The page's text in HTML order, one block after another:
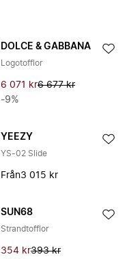
DOLCE & GABBANA
Logotofflor
6 071 kr6 677 kr
-9%
YEEZY
YS-02 Slide
Från3 015 kr
SUN68
Strandtofflor
354 kr393 kr